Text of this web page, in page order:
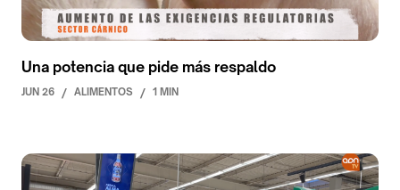
Una potencia que pide más respaldo
JUN 26 / ALIMENTOS / 1 MIN